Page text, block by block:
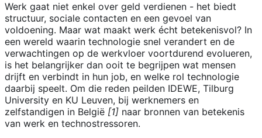
Werk gaat niet enkel over geld verdienen - het biedt
structuur, sociale contacten en een gevoel van
voldoening. Maar wat maakt werk écht betekenisvol? In
een wereld waarin technologie snel verandert en de
verwachtingen op de werkvloer voortdurend evolueren,
is het belangrijker dan ooit te begrijpen wat mensen
drijft en verbindt in hun job, en welke rol technologie
daarbij speelt. Om die reden peilden IDEWE, Tilburg
University en KU Leuven, bij werknemers en
zelfstandigen in België [1] naar bronnen van betekenis
van werk en technostressoren.